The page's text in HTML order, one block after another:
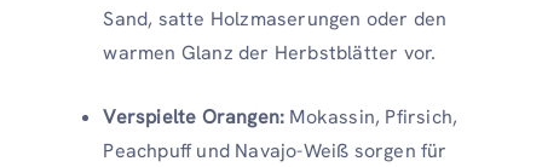
Sand, satte Holzmaserungen oder den
warmen Glanz der Herbstblätter vor.
Verspielte Orangen: Mokassin, Pfirsich,
Peachpuff und Navajo-Weiß sorgen für